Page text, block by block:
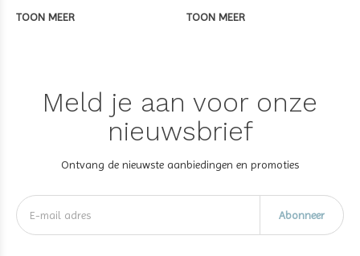
TOON MEER TOON MEER
Meld je aan voor onze
nieuwsbrief
Ontvang de nieuwste aanbiedingen en promoties
Abonneer